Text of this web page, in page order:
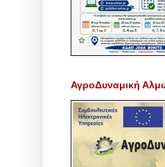
ΑγροΔυναμική